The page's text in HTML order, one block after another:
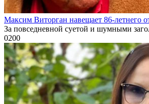
Максим Виторган навещает 86-летнего
За повседневной суетой и шумными
0200